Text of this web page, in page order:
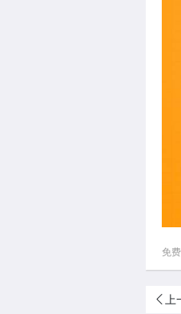
免
上